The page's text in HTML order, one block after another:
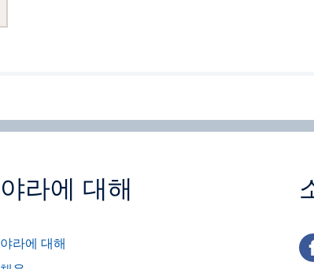
야라에 대해
야라에 대해